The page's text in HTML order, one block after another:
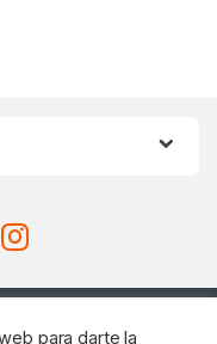
para darte la